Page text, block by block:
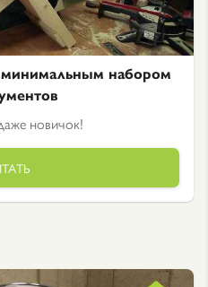
набором
новичок!